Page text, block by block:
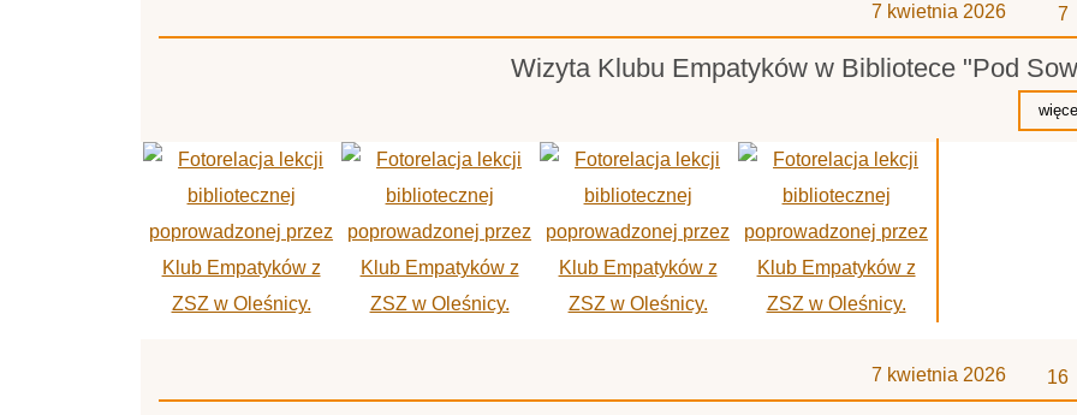
Wizyta Klubu Empatyków w Bibliotece "Pod
7 kwietnia 2026 7
7 kwietnia 2026 16